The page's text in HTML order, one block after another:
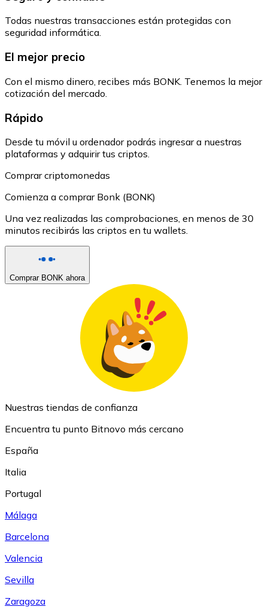
Todas nuestras transacciones están protegidas con
seguridad informática.
El mejor precio
Con el mismo dinero, recibes más BONK. Tenemos la mejor
cotización del mercado.
Rápido
Desde tu móvil u ordenador podrás ingresar a nuestras
plataformas y adquirir tus criptos.
Comprar criptomonedas
Comienza a comprar Bonk (BONK)
Una vez realizadas las comprobaciones, en menos de 30
minutos recibirás las criptos en tu wallets.
Comprar BONK ahora
Nuestras tiendas de confianza
Encuentra tu punto Bitnovo más cercano
España
Italia
Portugal
Málaga
Barcelona
Valencia
Sevilla
Zaragoza